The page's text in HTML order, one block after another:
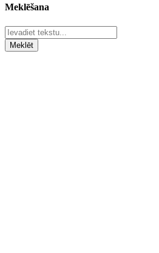
Meklēšana
Meklēt